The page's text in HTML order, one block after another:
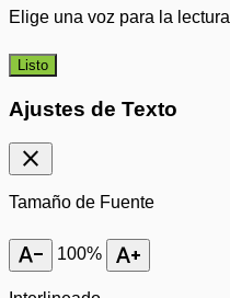
Elige una voz para la lectura
Listo
Ajustes de Texto
close
Tamaño de Fuente
text_decrease 100% text_increase